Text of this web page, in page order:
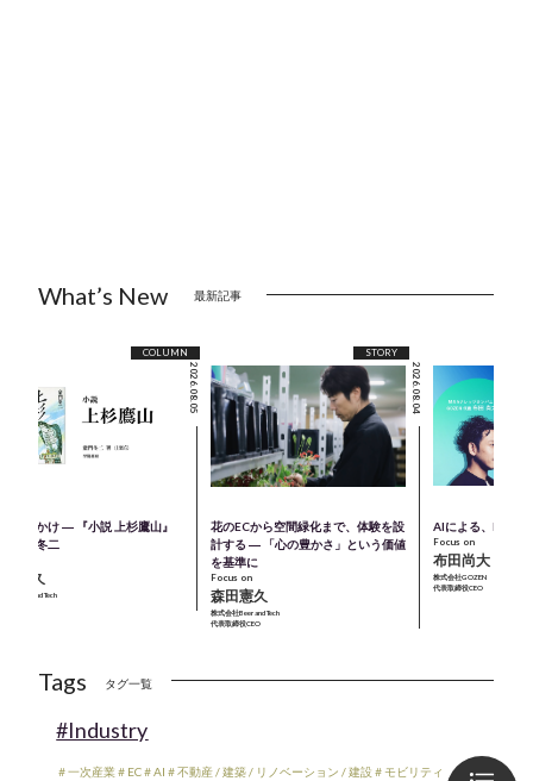
What’s New 最新記事
COLUMN
2026.08.05
きっかけ ― 『小説 上杉鷹山』
童門冬二
田憲久
会社Beer and Tech
STORY
2026.08.04
花のECから空間緑化まで、体験を設
計する ― 「心の豊かさ」という価値
を基準に
Focus on
森田憲久
株式会社Beer and Tech
代表取締役CEO
AIによる、M＆A
Focus on
布田尚大
株式会社GOZEN
代表取締役CEO
Tags タグ一覧
#Industry
＃一次産業＃EC＃AI ＃不動産 / 建築 / リノベーション / 建設 ＃モビリティ